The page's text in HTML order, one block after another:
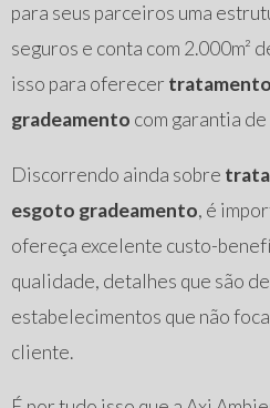
para seus parceiros uma
seguros e conta com 2.000m²
isso para oferecer
gradeamento com garantia
Discorrendo ainda sobre
esgoto gradeamento, é
ofereça excelente custo-
qualidade, detalhes que são
estabelecimentos que não
cliente.